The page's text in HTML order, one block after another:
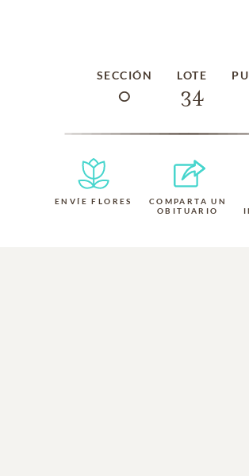
SECCIÓN
0
LOTE
34
ENVÍE FLORES
COMPARTA UN
OBITUARIO